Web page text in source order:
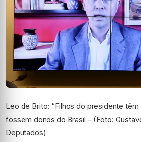
Leo de Brito: “Filhos do presidente
fossem donos do Brasil – (Foto:
Deputados)